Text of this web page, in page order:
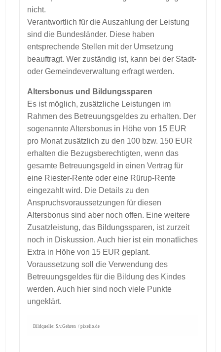
nicht.
Verantwortlich für die Auszahlung der Leistung
sind die Bundesländer. Diese haben
entsprechende Stellen mit der Umsetzung
beauftragt. Wer zuständig ist, kann bei der Stadt-
oder Gemeindeverwaltung erfragt werden.
Altersbonus und Bildungssparen
Es ist möglich, zusätzliche Leistungen im
Rahmen des Betreuungsgeldes zu erhalten. Der
sogenannte Altersbonus in Höhe von 15 EUR
pro Monat zusätzlich zu den 100 bzw. 150 EUR
erhalten die Bezugsberechtigten, wenn das
gesamte Betreuungsgeld in einen Vertrag für
eine Riester-Rente oder eine Rürup-Rente
eingezahlt wird. Die Details zu den
Anspruchsvoraussetzungen für diesen
Altersbonus sind aber noch offen. Eine weitere
Zusatzleistung, das Bildungssparen, ist zurzeit
noch in Diskussion. Auch hier ist ein monatliches
Extra in Höhe von 15 EUR geplant.
Voraussetzung soll die Verwendung des
Betreuungsgeldes für die Bildung des Kindes
werden. Auch hier sind noch viele Punkte
ungeklärt.
Bildquelle: S.v.Gehren / pixelio.de